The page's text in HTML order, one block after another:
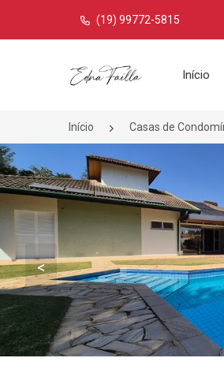
(19) 99772-5815
Página inicial
Início
Início Casas de
<